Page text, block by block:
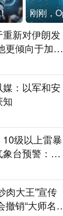
新对伊朗发
更倾向于加大
：以军和安
知
级以上雷暴
台预警：今
有特大暴雨
肉大王”宣传